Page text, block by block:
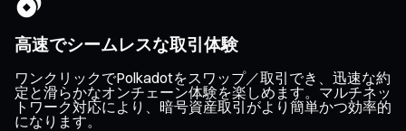
高速でシームレスな取引体験
ワンクリックでPolkadotをスワップ／取引でき、迅速な約
定と滑らかなオンチェーン体験を楽しめます。マルチネッ
トワーク対応により、暗号資産取引がより簡単かつ効率的
になります。